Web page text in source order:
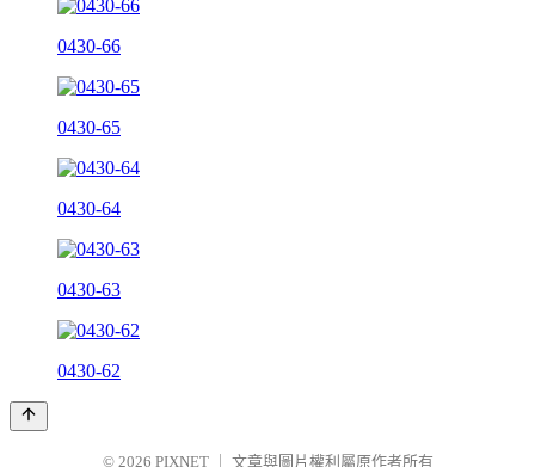
0430-66
0430-65
0430-64
0430-63
0430-62
© 2026 PIXNET 文章與圖片權利屬原作者所有